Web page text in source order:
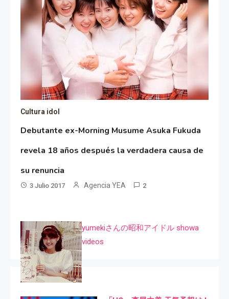
Cultura idol
Debutante ex-Morning Musume Asuka Fukuda
revela 18 años después la verdadera causa de
su renuncia
3 Julio 2017 Agencia YEA 2
yumekiさんの昭和アイドル showa
videos